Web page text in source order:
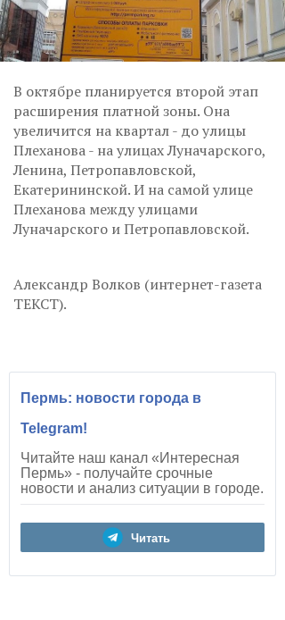
В октябре планируется второй этап
расширения платной зоны. Она
увеличится на квартал - до улицы
Плеханова - на улицах Луначарского,
Ленина, Петропавловской,
Екатерининской. И на самой улице
Плеханова между улицами
Луначарского и Петропавловской.
Александр Волков (интернет-газета
ТЕКСТ).
Пермь: новости города в
Telegram!
Читайте наш канал «Интересная
Пермь» - получайте срочные
новости и анализ ситуации в городе.
Читать